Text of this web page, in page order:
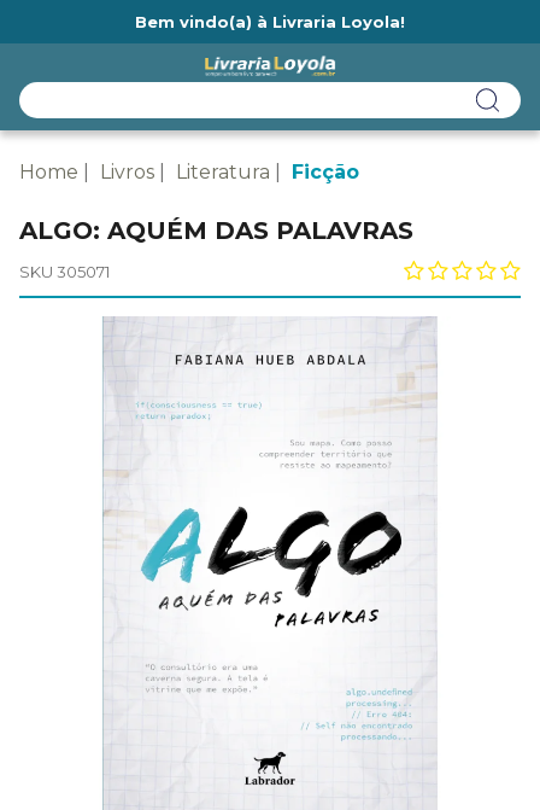
Bem vindo(a) à Livraria Loyola!
Home Livros Literatura Ficção
ALGO: AQUÉM DAS PALAVRAS
SKU 305071